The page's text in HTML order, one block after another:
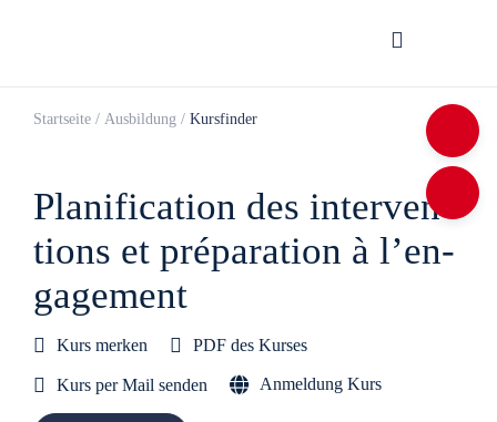
Startseite / Ausbildung / Kursfinder
Pla­ni­fi­ca­tion des inter­ven­
tions et pré­pa­ra­tion à l’en­
ga­ge­ment
Kurs merken PDF des Kurses
Kurs per Mail senden Anmeldung Kurs